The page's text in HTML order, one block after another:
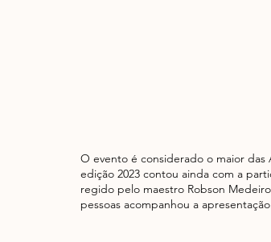
O evento é considerado o maior das
edição 2023 contou ainda com a
regido pelo maestro Robson
pessoas acompanhou a